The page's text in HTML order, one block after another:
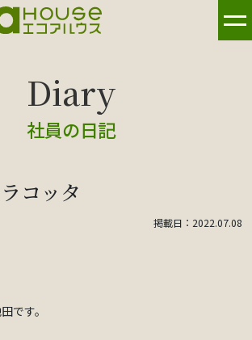
社員の日記
コッタ
掲載日：2022.07.08
です。